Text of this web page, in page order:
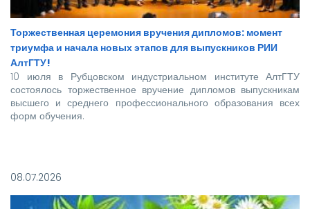
Торжественная церемония вручения дипломов: момент
триумфа и начала новых этапов для выпускников РИИ
АлтГТУ!
10 июля в Рубцовском индустриальном институте АлтГТУ
состоялось торжественное вручение дипломов выпускникам
высшего и среднего профессионального образования всех
форм обучения.
высококвалифицированных специалистов, которым предстоит
стать надежной опорой и строить будущее нашей великой
08.07.2026